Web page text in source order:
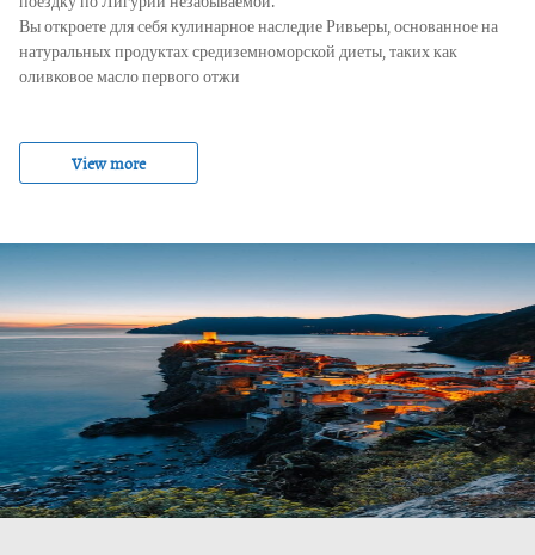
Вы откроете для себя кулинарное наследие Ривьеры, основанное на
натуральных продуктах средиземноморской диеты, таких как
оливковое масло первого отжи
View more